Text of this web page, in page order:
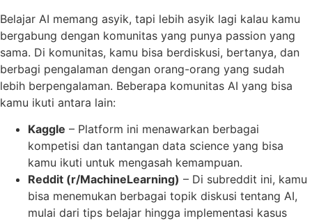
Belajar AI memang asyik, tapi lebih asyik lagi kalau kamu
bergabung dengan komunitas yang punya passion yang
sama. Di komunitas, kamu bisa berdiskusi, bertanya, dan
berbagi pengalaman dengan orang-orang yang sudah
lebih berpengalaman. Beberapa komunitas AI yang bisa
kamu ikuti antara lain:
Kaggle – Platform ini menawarkan berbagai
kompetisi dan tantangan data science yang bisa
kamu ikuti untuk mengasah kemampuan.
Reddit (r/MachineLearning) – Di subreddit ini, kamu
bisa menemukan berbagai topik diskusi tentang AI,
mulai dari tips belajar hingga implementasi kasus